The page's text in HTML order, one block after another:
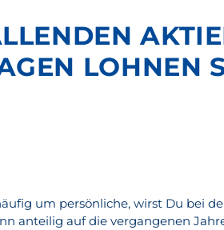
LOHNEN
um persönliche, wirst Du bei
anteilig auf die vergangenen